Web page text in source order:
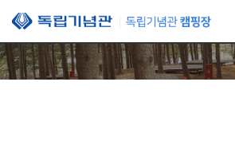
본문 바로가기